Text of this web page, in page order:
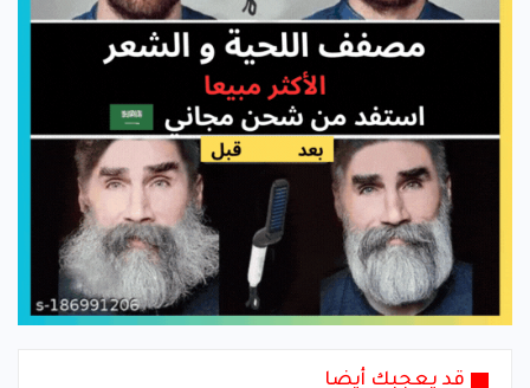
قد يعجبك أيضا